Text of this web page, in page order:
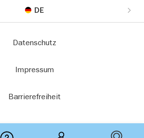
DE
Datenschutz
Impressum
Barrierefreiheit